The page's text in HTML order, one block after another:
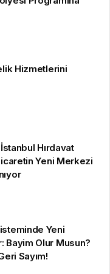
Hizmetlerini
Hırdavat
Yeni Merkezi
Yeni
Bayim Olur Musun?
Sayım!